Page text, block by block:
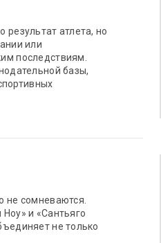
результат атлета, но
или
последствиям.
базы,
не сомневаются.
и «Сантьяго
не только